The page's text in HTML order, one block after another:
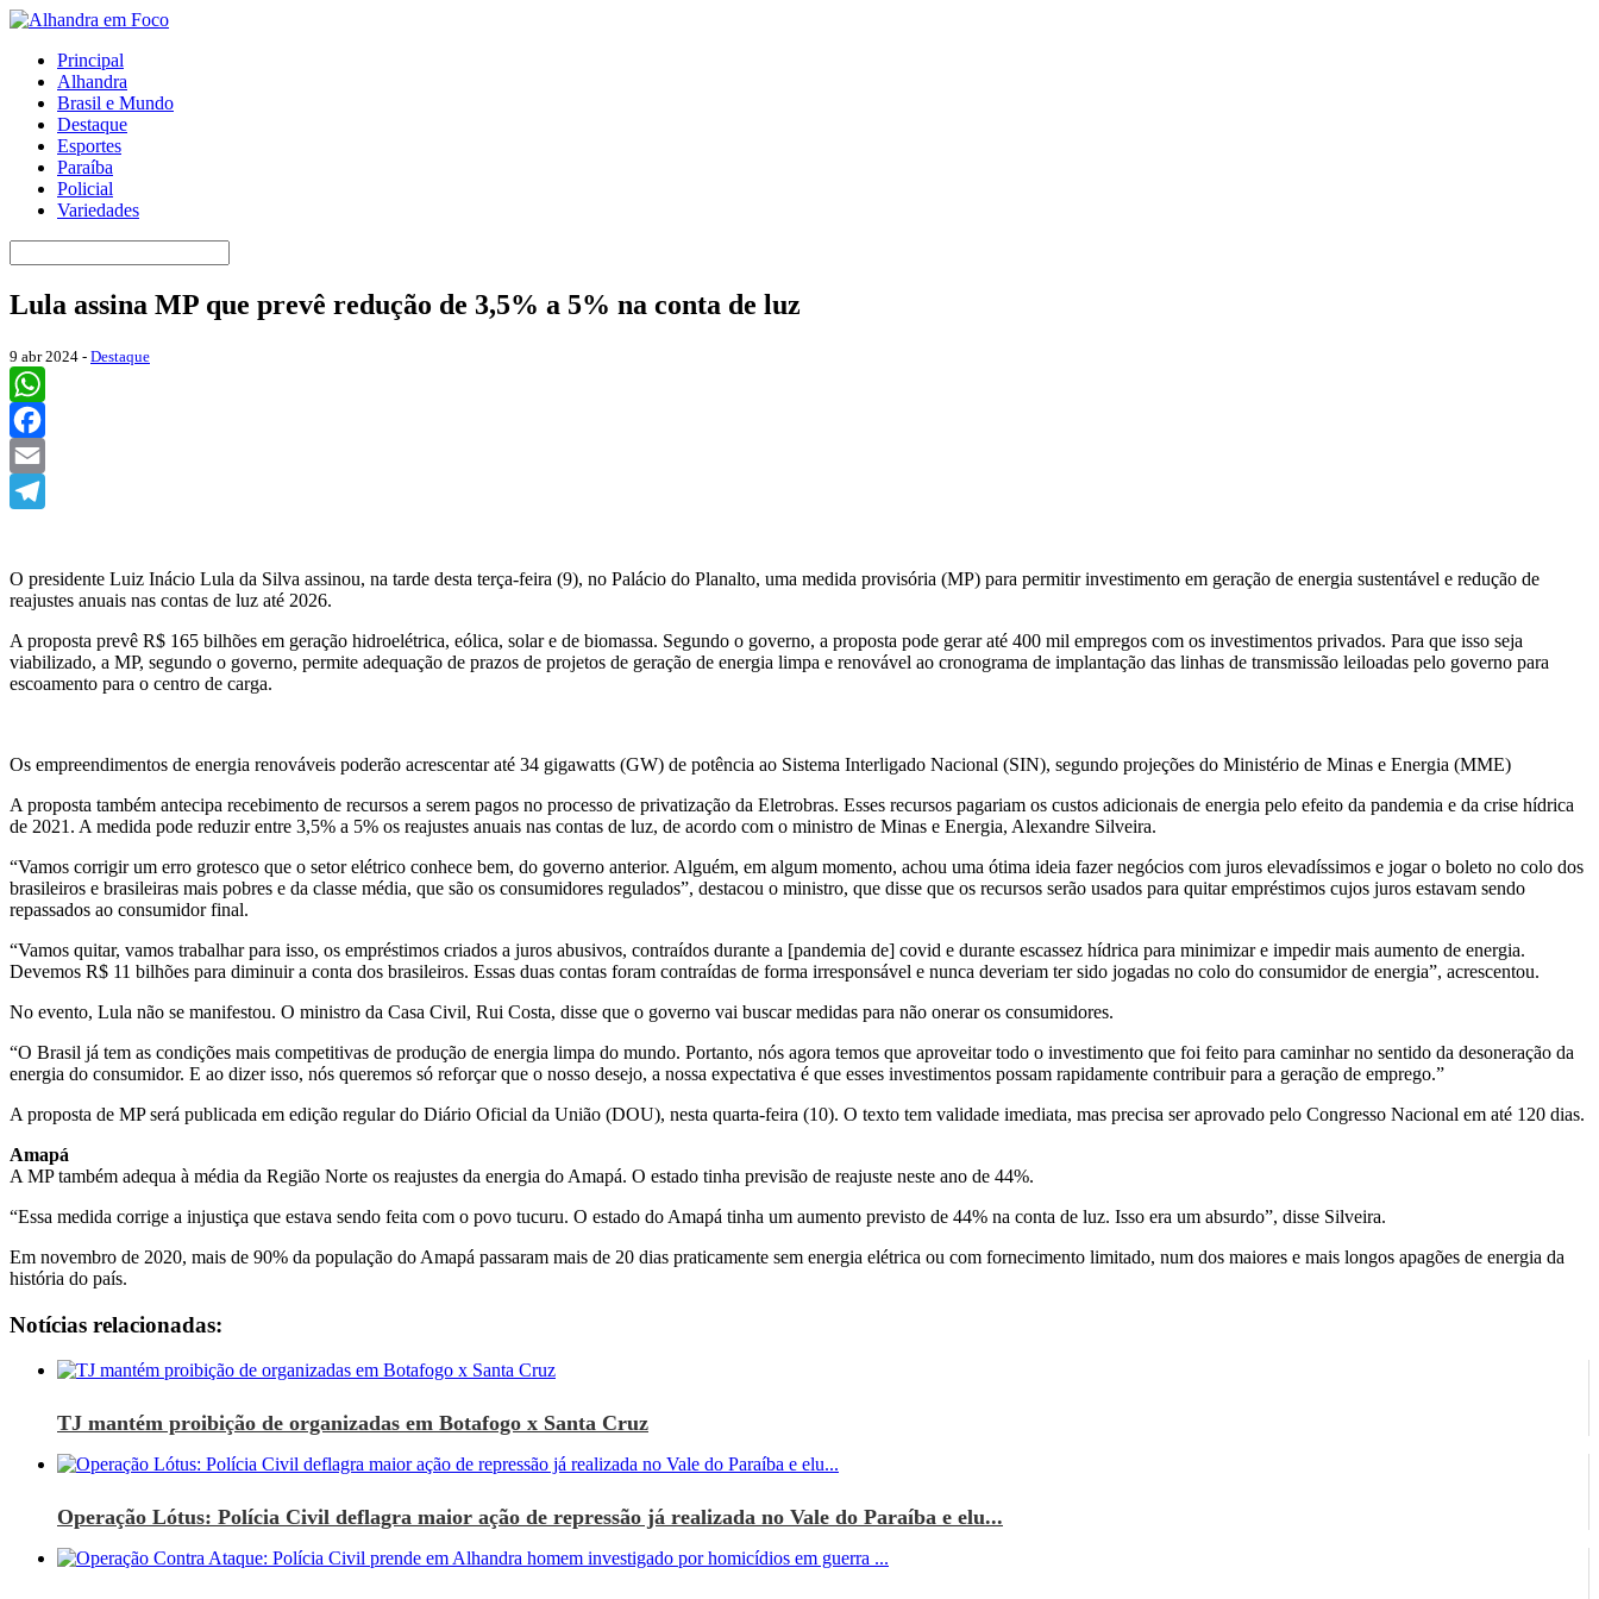
Principal
Alhandra
Brasil e Mundo
Destaque
Esportes
Paraíba
Policial
Variedades
Lula assina MP que prevê redução de 3,5% a 5% na conta de luz
9 abr 2024 - Destaque
WhatsApp
Facebook
Email
O presidente Luiz Inácio Lula da Silva assinou, na tarde desta terça-feira (9), no Palácio do Planalto, uma medida provisória (MP) para permitir investimento em geração de energia sustentável e redução de
reajustes anuais nas contas de luz até 2026.
A proposta prevê R$ 165 bilhões em geração hidroelétrica, eólica, solar e de biomassa. Segundo o governo, a proposta pode gerar até 400 mil empregos com os investimentos privados. Para que isso seja
viabilizado, a MP, segundo o governo, permite adequação de prazos de projetos de geração de energia limpa e renovável ao cronograma de implantação das linhas de transmissão leiloadas pelo governo para
escoamento para o centro de carga.
Os empreendimentos de energia renováveis poderão acrescentar até 34 gigawatts (GW) de potência ao Sistema Interligado Nacional (SIN), segundo projeções do Ministério de Minas e Energia (MME)
A proposta também antecipa recebimento de recursos a serem pagos no processo de privatização da Eletrobras. Esses recursos pagariam os custos adicionais de energia pelo efeito da pandemia e da crise hídrica
de 2021. A medida pode reduzir entre 3,5% a 5% os reajustes anuais nas contas de luz, de acordo com o ministro de Minas e Energia, Alexandre Silveira.
“Vamos corrigir um erro grotesco que o setor elétrico conhece bem, do governo anterior. Alguém, em algum momento, achou uma ótima ideia fazer negócios com juros elevadíssimos e jogar o boleto no colo dos
brasileiros e brasileiras mais pobres e da classe média, que são os consumidores regulados”, destacou o ministro, que disse que os recursos serão usados para quitar empréstimos cujos juros estavam sendo
repassados ao consumidor final.
“Vamos quitar, vamos trabalhar para isso, os empréstimos criados a juros abusivos, contraídos durante a [pandemia de] covid e durante escassez hídrica para minimizar e impedir mais aumento de energia.
Devemos R$ 11 bilhões para diminuir a conta dos brasileiros. Essas duas contas foram contraídas de forma irresponsável e nunca deveriam ter sido jogadas no colo do consumidor de energia”, acrescentou.
No evento, Lula não se manifestou. O ministro da Casa Civil, Rui Costa, disse que o governo vai buscar medidas para não onerar os consumidores.
“O Brasil já tem as condições mais competitivas de produção de energia limpa do mundo. Portanto, nós agora temos que aproveitar todo o investimento que foi feito para caminhar no sentido da desoneração da
energia do consumidor. E ao dizer isso, nós queremos só reforçar que o nosso desejo, a nossa expectativa é que esses investimentos possam rapidamente contribuir para a geração de emprego.”
A proposta de MP será publicada em edição regular do Diário Oficial da União (DOU), nesta quarta-feira (10). O texto tem validade imediata, mas precisa ser aprovado pelo Congresso Nacional em até 120 dias.
Amapá
A MP também adequa à média da Região Norte os reajustes da energia do Amapá. O estado tinha previsão de reajuste neste ano de 44%.
“Essa medida corrige a injustiça que estava sendo feita com o povo tucuru. O estado do Amapá tinha um aumento previsto de 44% na conta de luz. Isso era um absurdo”, disse Silveira.
Em novembro de 2020, mais de 90% da população do Amapá passaram mais de 20 dias praticamente sem energia elétrica ou com fornecimento limitado, num dos maiores e mais longos apagões de energia da
história do país.
Notícias relacionadas:
TJ mantém proibição de organizadas em Botafogo x Santa Cruz
Operação Lótus: Polícia Civil deflagra maior ação de repressão já realizada no Vale do Paraíba e elu...